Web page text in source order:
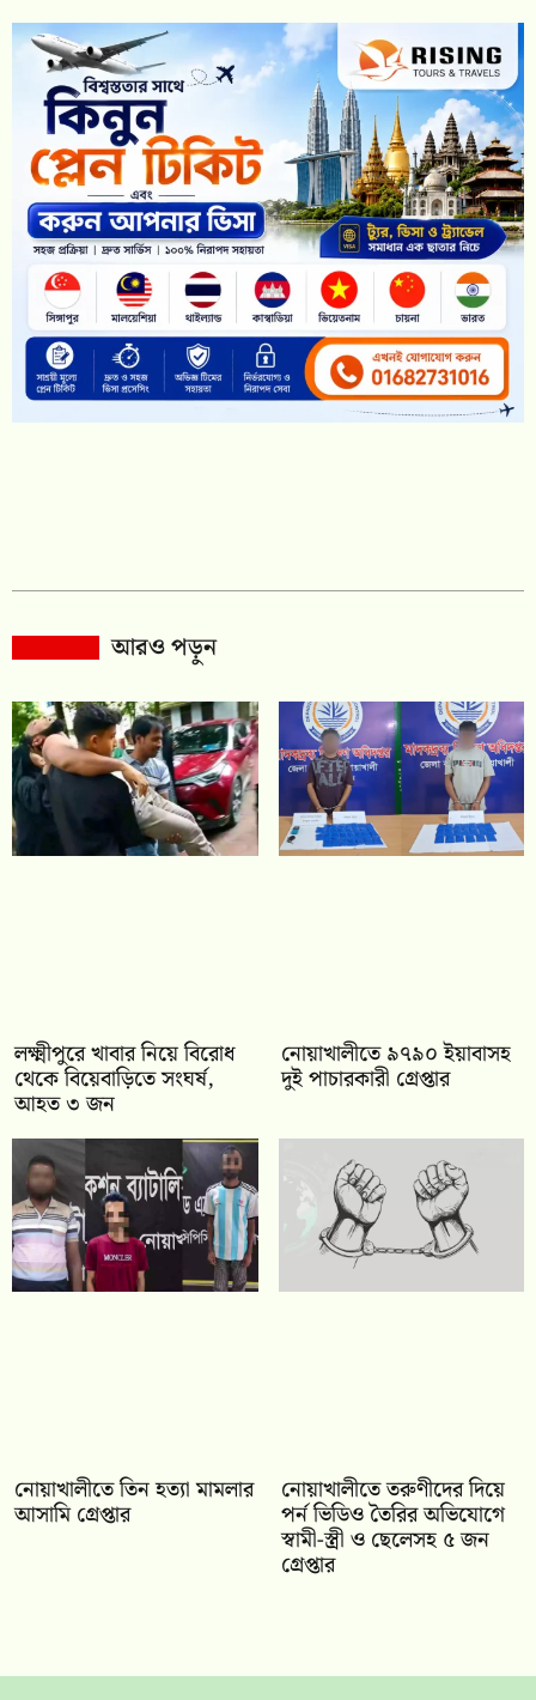
আরও পড়ুন
লক্ষ্মীপুরে খাবার নিয়ে বিরোধ
থেকে বিয়েবাড়িতে সংঘর্ষ,
আহত ৩ জন
নোয়াখালীতে ৯৭৯০ ইয়াবাসহ
দুই পাচারকারী গ্রেপ্তার
নোয়াখালীতে তিন হত্যা মামলার
আসামি গ্রেপ্তার
নোয়াখালীতে তরুণীদের দিয়ে
পর্ন ভিডিও তৈরির অভিযোগে
স্বামী-স্ত্রী ও ছেলেসহ ৫ জন
গ্রেপ্তার